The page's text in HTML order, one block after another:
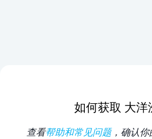
如何获取 大洋
查看帮助和常见问题，确认你